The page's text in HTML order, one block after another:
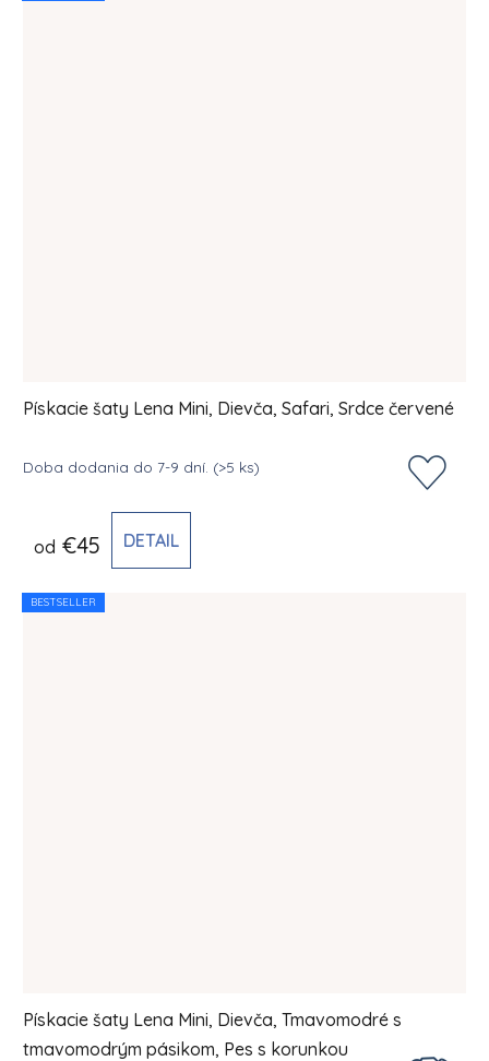
Pískacie šaty Lena Mini, Dievča, Safari, Srdce červené
Doba dodania do 7-9 dní. (>5 ks)
od €45 DETAIL
BESTSELLER
Pískacie šaty Lena Mini, Dievča, Tmavomodré s
tmavomodrým pásikom, Pes s korunkou